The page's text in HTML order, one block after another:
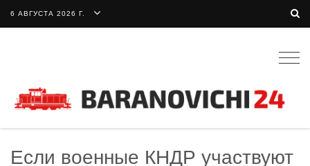
6 АВГУСТА 2026 Г.
Если военные КНДР участвуют